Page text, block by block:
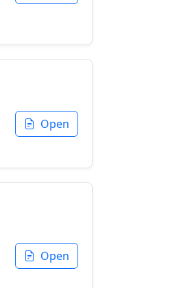
Open
Open